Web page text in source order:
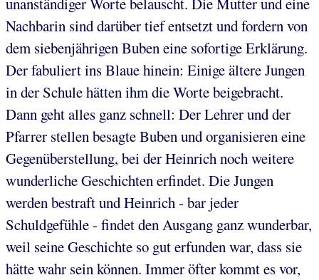
Nachbarin sind darüber tief entsetzt und fordern von
dem siebenjährigen Buben eine sofortige Erklärung.
Der fabuliert ins Blaue hinein: Einige ältere Jungen
in der Schule hätten ihm die Worte beigebracht.
Dann geht alles ganz schnell: Der Lehrer und der
Pfarrer stellen besagte Buben und organisieren eine
Gegenüberstellung, bei der Heinrich noch weitere
wunderliche Geschichten erfindet. Die Jungen
werden bestraft und Heinrich - bar jeder
Schuldgefühle - findet den Ausgang ganz wunderbar,
weil seine Geschichte so gut erfunden war, dass sie
hätte wahr sein können. Immer öfter kommt es vor,